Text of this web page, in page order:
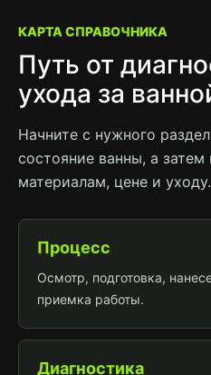
КАРТА СПРАВОЧНИКА
Путь от
ухода за
Начните с нужного
состояние ванны, а затем
материалам, цене и уходу.
Процесс
Осмотр, подготовка,
приемка работы.
Диагностика